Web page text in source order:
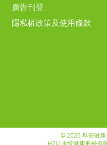
廣告刊登
隱私權政策及使用條款
© 2026 早安健
H2U 永悅健康股份有